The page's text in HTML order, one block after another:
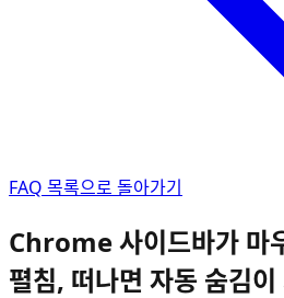
FAQ 목록으로 돌아가기
Chrome 사이드바가 마
펼침, 떠나면 자동 숨김